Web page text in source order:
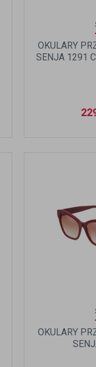
OKULARY
SENJA 1291
OKULARY